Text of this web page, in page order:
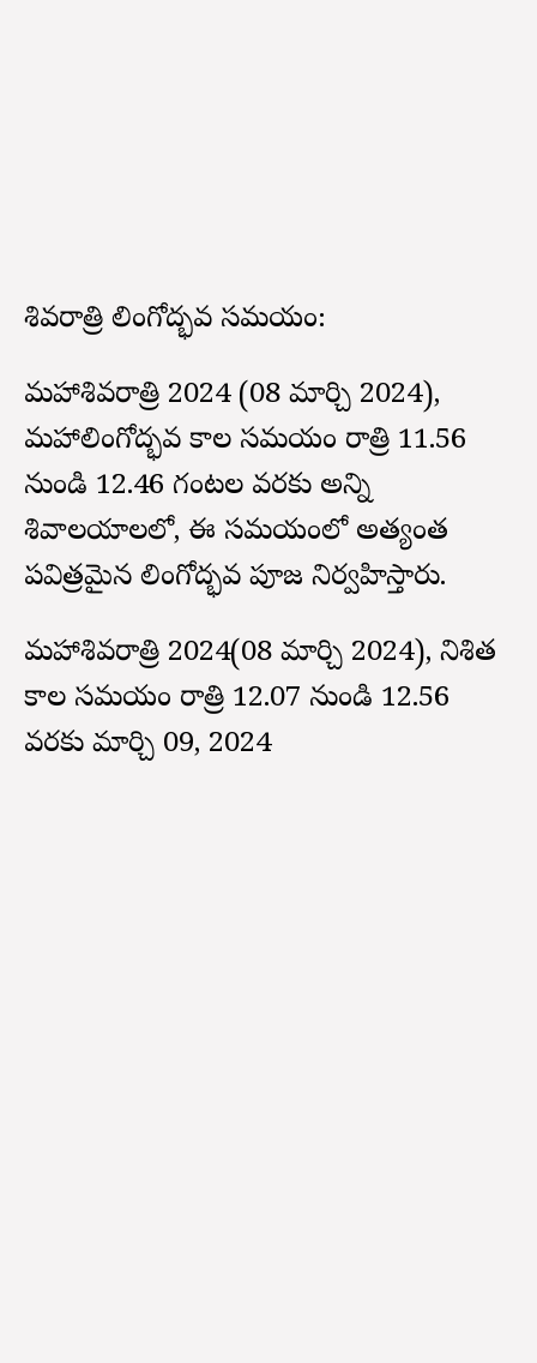
శివరాత్రి లింగోద్భవ సమయం:
మహాశివరాత్రి 2024 (08 మార్చి 2024),
మహాలింగోద్భవ కాల సమయం రాత్రి 11.56
నుండి 12.46 గంటల వరకు అన్ని
శివాలయాలలో, ఈ సమయంలో అత్యంత
పవిత్రమైన లింగోద్భవ పూజ నిర్వహిస్తారు.
మహాశివరాత్రి 2024(08 మార్చి 2024), నిశిత
కాల సమయం రాత్రి 12.07 నుండి 12.56
వరకు మార్చి 09, 2024